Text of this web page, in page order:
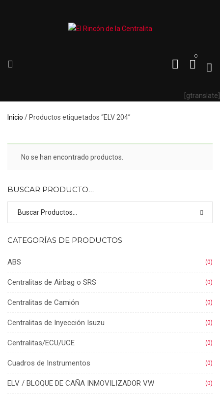
0
[gtranslate]
Inicio / Productos etiquetados “ELV 204”
No se han encontrado productos.
BUSCAR PRODUCTO…
CATEGORÍAS DE PRODUCTOS
ABS (0)
Centralitas de Airbag o SRS (0)
Centralitas de Camión (0)
Centralitas de Inyección Isuzu (0)
Centralitas/ECU/UCE (0)
Cuadros de Instrumentos (0)
ELV / BLOQUE DE CAÑA INMOVILIZADOR VW (0)